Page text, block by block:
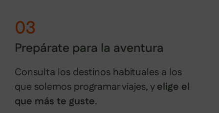
03
Prepárate para la aventura
Consulta los destinos habituales a los
que solemos programar viajes, yelige el
que más te guste.